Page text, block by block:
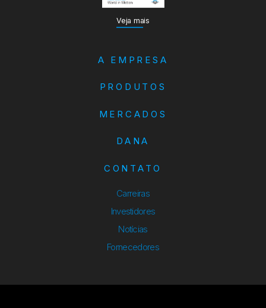
Veja mais
A EMPRESA
PRODUTOS
MERCADOS
DANA
CONTATO
Carreiras
Investidores
Notícias
Fornecedores